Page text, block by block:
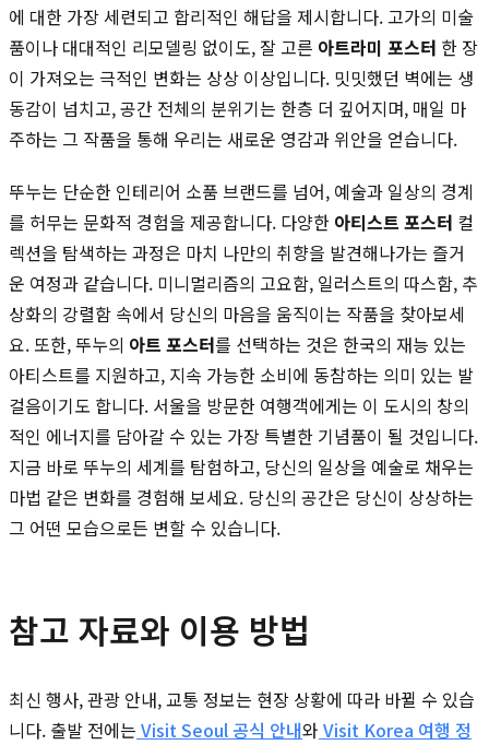
에 대한 가장 세련되고 합리적인 해답을 제시합니다. 고가의 미술
품이나 대대적인 리모델링 없이도, 잘 고른 아트라미 포스터 한 장
이 가져오는 극적인 변화는 상상 이상입니다. 밋밋했던 벽에는 생
동감이 넘치고, 공간 전체의 분위기는 한층 더 깊어지며, 매일 마
주하는 그 작품을 통해 우리는 새로운 영감과 위안을 얻습니다.
뚜누는 단순한 인테리어 소품 브랜드를 넘어, 예술과 일상의 경계
를 허무는 문화적 경험을 제공합니다. 다양한 아티스트 포스터 컬
렉션을 탐색하는 과정은 마치 나만의 취향을 발견해나가는 즐거
운 여정과 같습니다. 미니멀리즘의 고요함, 일러스트의 따스함, 추
상화의 강렬함 속에서 당신의 마음을 움직이는 작품을 찾아보세
요. 또한, 뚜누의 아트 포스터를 선택하는 것은 한국의 재능 있는
아티스트를 지원하고, 지속 가능한 소비에 동참하는 의미 있는 발
걸음이기도 합니다. 서울을 방문한 여행객에게는 이 도시의 창의
적인 에너지를 담아갈 수 있는 가장 특별한 기념품이 될 것입니다.
지금 바로 뚜누의 세계를 탐험하고, 당신의 일상을 예술로 채우는
마법 같은 변화를 경험해 보세요. 당신의 공간은 당신이 상상하는
그 어떤 모습으로든 변할 수 있습니다.
참고 자료와 이용 방법
최신 행사, 관광 안내, 교통 정보는 현장 상황에 따라 바뀔 수 있습
니다. 출발 전에는 Visit Seoul 공식 안내와 Visit Korea 여행 정